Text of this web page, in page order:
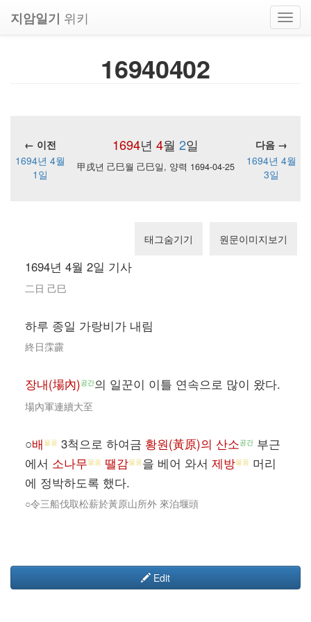
지암일기 위키
16940402
1694년 4월 2일
← 이전
다음 →
1694년 4월
1일
甲戌년 己巳월 己巳일, 양력 1694-04-25
1694년 4월
3일
태그숨기기 원문이미지보기
1694년 4월 2일 기사
二日 己巳
하루 종일 가랑비가 내림
終日霂霢
장내(場內)공간의 일꾼이 이틀 연속으로 많이 왔다.
場內軍連續大至
○배 물품 3척으로 하여금 황원(黃原)의 산소공간 부근
에서 소나무물품 땔감물품을 베어 와서 제방물품 머리
에 정박하도록 했다.
○令三船伐取松薪於黃原山所外 來泊堰頭
Edit